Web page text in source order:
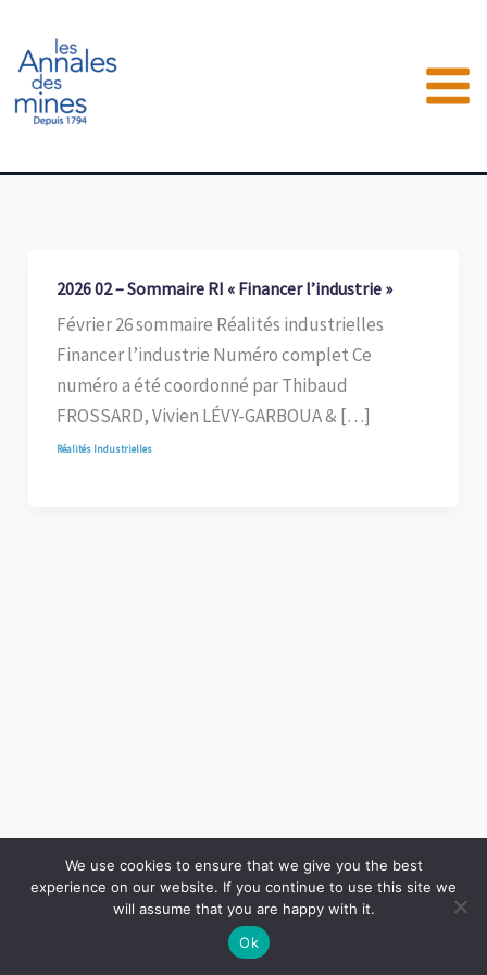
contenu
2026 02 – Sommaire RI « Financer l’industrie »
Février 26 sommaire Réalités industrielles
Financer l’industrie Numéro complet Ce
numéro a été coordonné par Thibaud
FROSSARD, Vivien LÉVY-GARBOUA & […]
Réalités Industrielles
Copyright © 2026 LES ANNALES DES MINES | Powered by Thème WordPress Astra
We use cookies to ensure that we give you the best
experience on our website. If you continue to use this site we
will assume that you are happy with it.
Ok